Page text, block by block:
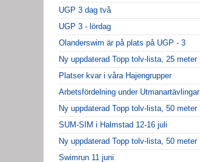
UGP 3 dag två
UGP 3 - lördag
Olanderswim är på plats på UGP - 3
Ny uppdaterad Topp tolv-lista, 25 meter
Platser kvar i våra Hajengrupper
Arbetsfördelning under Utmanartävlingar
Ny uppdaterad Topp tolv-lista, 50 meter
SUM-SIM i Halmstad 12-16 juli
Ny uppdaterad Topp tolv-lista, 50 meter
Swimrun 11 juni